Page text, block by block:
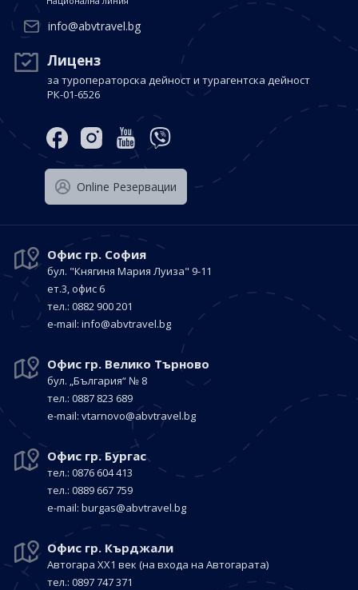
info@abvtravel.bg
Лиценз
за туроператорска дейност и турагентска дейност
РК-01-6526
Оnline Резервации
Офис гр. София
бул. "Княгиня Мария Луиза" 9-11
ет.3, офис 6
тел.: 0882 900 201
е-mail: info@abvtravel.bg
Офис гр. Велико Търново
бул. „България“ № 8
тел.: 0887 823 689
е-mail: vtarnovo@abvtravel.bg
Офис гр. Бургас
тел.: 0876 604 413
тел.: 0889 667 759
е-mail: burgas@abvtravel.bg
Офис гр. Кърджали
Автогара ХХ1 век (на входа на Автогарата)
тел.: 0897 747 371